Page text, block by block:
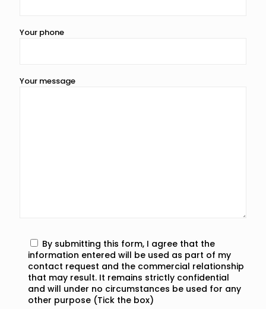
Your phone
Your message
By submitting this form, I agree that the
information entered will be used as part of my
contact request and the commercial relationship
that may result. It remains strictly confidential
and will under no circumstances be used for any
other purpose (Tick the box)